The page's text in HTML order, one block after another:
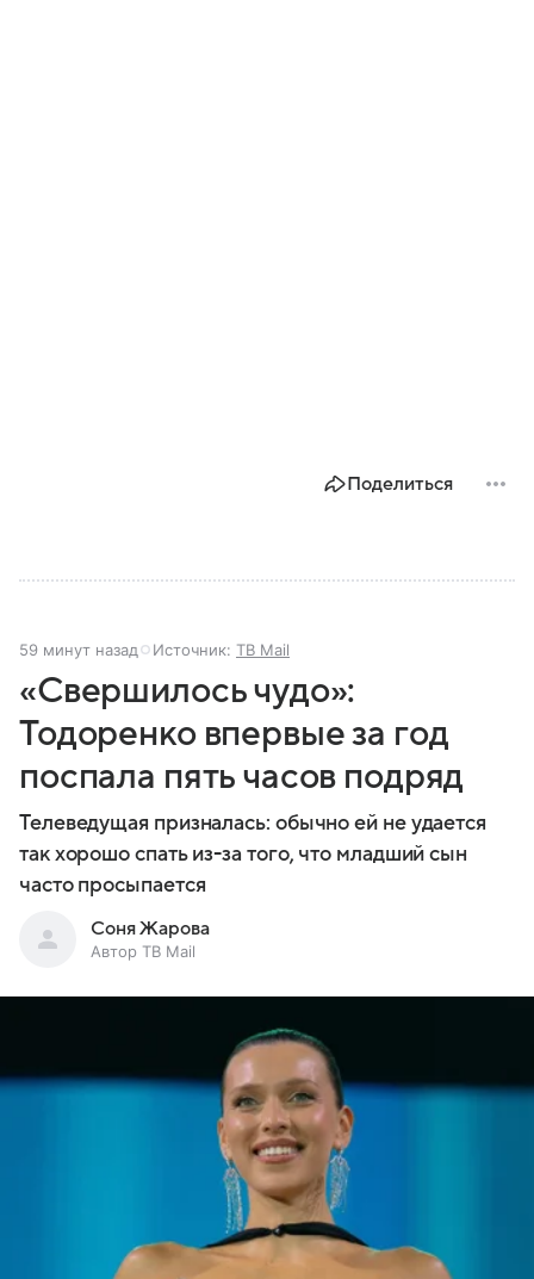
Поделиться
59 минут назад Источник: ТВ Mail
«Свершилось чудо»:
Тодоренко впервые за год
поспала пять часов подряд
Телеведущая призналась: обычно ей не удается
так хорошо спать из-за того, что младший сын
часто просыпается
Соня Жарова
Автор ТВ Mail